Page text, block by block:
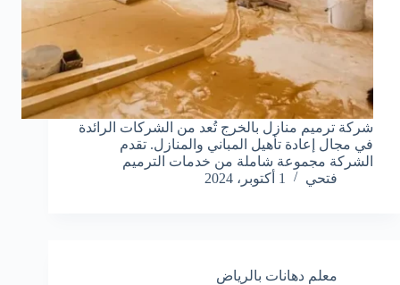
شركة ترميم منازل بالخرج تُعد من الشركات الرائدة
في مجال إعادة تأهيل المباني والمنازل. تقدم
الشركة مجموعة شاملة من خدمات الترميم
فتحي
1 أكتوبر، 2024
معلم دهانات بالرياض